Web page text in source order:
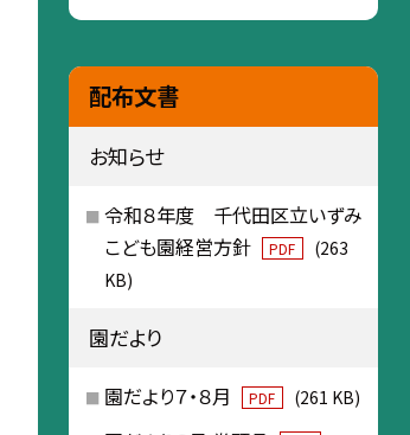
配布文書
お知らせ
令和８年度 千代田区立いずみ
こども園経営方針
PDF
(263
KB)
園だより
園だより７・８月 PDF (261 KB)